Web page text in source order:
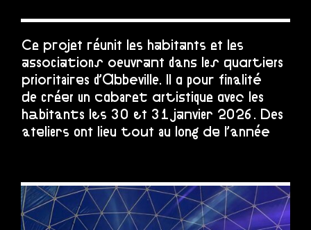
Ce projet réunit les habitants et les
associations oeuvrant dans les quartiers
prioritaires d’Abbeville. Il a pour finalité
de créer un cabaret artistique avec les
habitants les 30 et 31 janvier 2026. Des
ateliers ont lieu tout au long de l’année